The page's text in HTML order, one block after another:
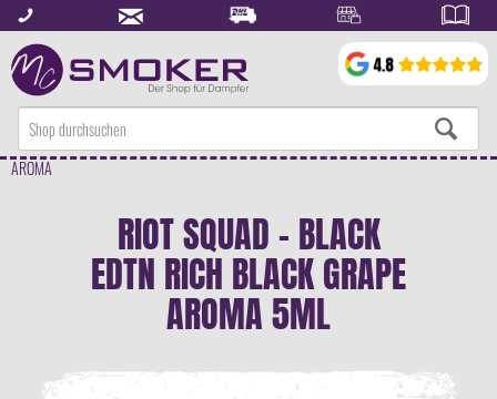
AROMA
RIOT SQUAD - BLACK
EDTN RICH BLACK GRAPE
AROMA 5ML